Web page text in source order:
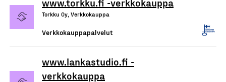
www.torkku.fi -verkkokauppa
Torkku Oy, Verkkokauppa
Verkkokauppapalvelut
www.lankastudio.fi -
verkkokauppa